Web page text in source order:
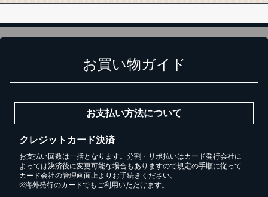
お買い物ガイド
お支払い方法について
クレジットカード決済
お支払い回数は一括となります。分割・リボ払いはカード発行会社に
よっては決済後に変更可能な場合もありますので規定の手順に従って
カード会社の管理画面上よりお手続きください。
※海外発行のカードでもご利用いただけます。